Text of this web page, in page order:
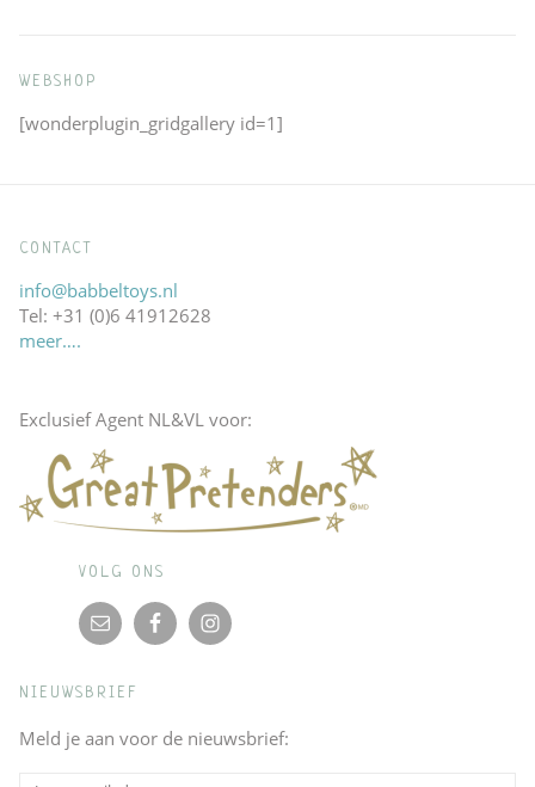
WEBSHOP
[wonderplugin_gridgallery id=1]
CONTACT
info@babbeltoys.nl
Tel: +31 (0)6 41912628
meer….
Exclusief Agent NL&VL voor:
VOLG ONS
NIEUWSBRIEF
Meld je aan voor de nieuwsbrief: